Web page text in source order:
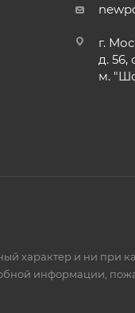
г.
д. 56,
м.
характер и ни при
информации,